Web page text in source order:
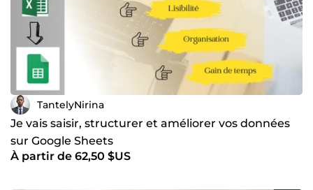
TantelyNirina
Je vais saisir, structurer et améliorer vos données
sur Google Sheets
À partir de 62,50 $US